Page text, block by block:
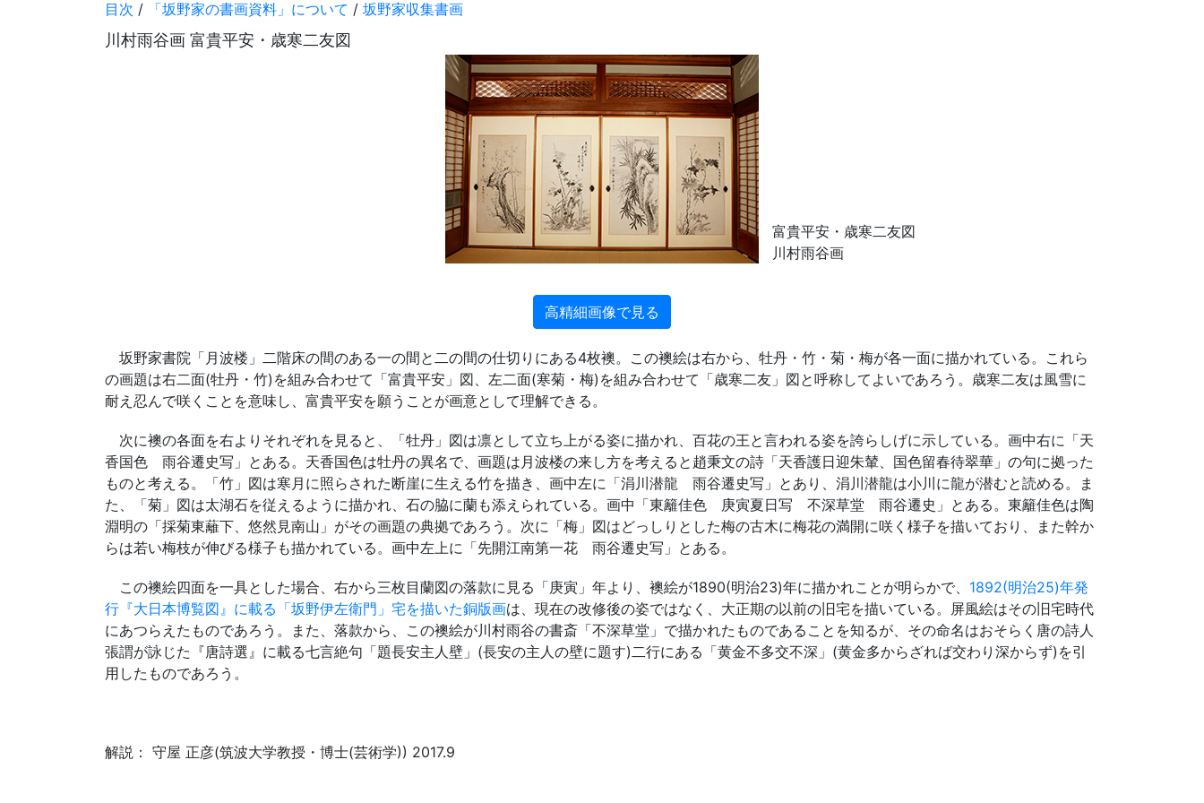
目次 / 「坂野家の書画資料」について / 坂野家収集書画
川村雨谷画 富貴平安・歳寒二友図
富貴平安・歳寒二友図
川村雨谷画
高精細画像で見る
坂野家書院「月波楼」二階床の間のある一の間と二の間の仕切りにある4枚襖。この襖絵は右から、牡丹・竹・菊・梅が各一面に描かれている。これら
の画題は右二面(牡丹・竹)を組み合わせて「富貴平安」図、左二面(寒菊・梅)を組み合わせて「歳寒二友」図と呼称してよいであろう。歳寒二友は風雪に
耐え忍んで咲くことを意味し、富貴平安を願うことが画意として理解できる。
次に襖の各面を右よりそれぞれを見ると、「牡丹」図は凛として立ち上がる姿に描かれ、百花の王と言われる姿を誇らしげに示している。画中右に「天
香国色 雨谷遷史写」とある。天香国色は牡丹の異名で、画題は月波楼の来し方を考えると趙秉文の詩「天香護日迎朱輦、国色留春待翠華」の句に拠った
ものと考える。「竹」図は寒月に照らされた断崖に生える竹を描き、画中左に「涓川潜龍 雨谷遷史写」とあり、涓川潜龍は小川に龍が潜むと読める。ま
た、「菊」図は太湖石を従えるように描かれ、石の脇に蘭も添えられている。画中「東籬佳色 庚寅夏日写 不深草堂 雨谷遷史」とある。東籬佳色は陶
淵明の「採菊東蘺下、悠然見南山」がその画題の典拠であろう。次に「梅」図はどっしりとした梅の古木に梅花の満開に咲く様子を描いており、また幹か
らは若い梅枝が伸びる様子も描かれている。画中左上に「先開江南第一花 雨谷遷史写」とある。
この襖絵四面を一具とした場合、右から三枚目蘭図の落款に見る「庚寅」年より、襖絵が1890(明治23)年に描かれことが明らかで、 1892(明治25)年発
行『大日本博覧図』に載る「坂野伊左衛門」宅を描いた銅版画は、現在の改修後の姿ではなく、大正期の以前の旧宅を描いている。屏風絵はその旧宅時代
にあつらえたものであろう。また、落款から、この襖絵が川村雨谷の書斎「不深草堂」で描かれたものであることを知るが、その命名はおそらく唐の詩人
張謂が詠じた『唐詩選』に載る七言絶句「題長安主人壁」(長安の主人の壁に題す)二行にある「黄金不多交不深」(黄金多からざれば交わり深からず)を引
用したものであろう。
解説： 守屋 正彦(筑波大学教授・博士(芸術学)) 2017.9